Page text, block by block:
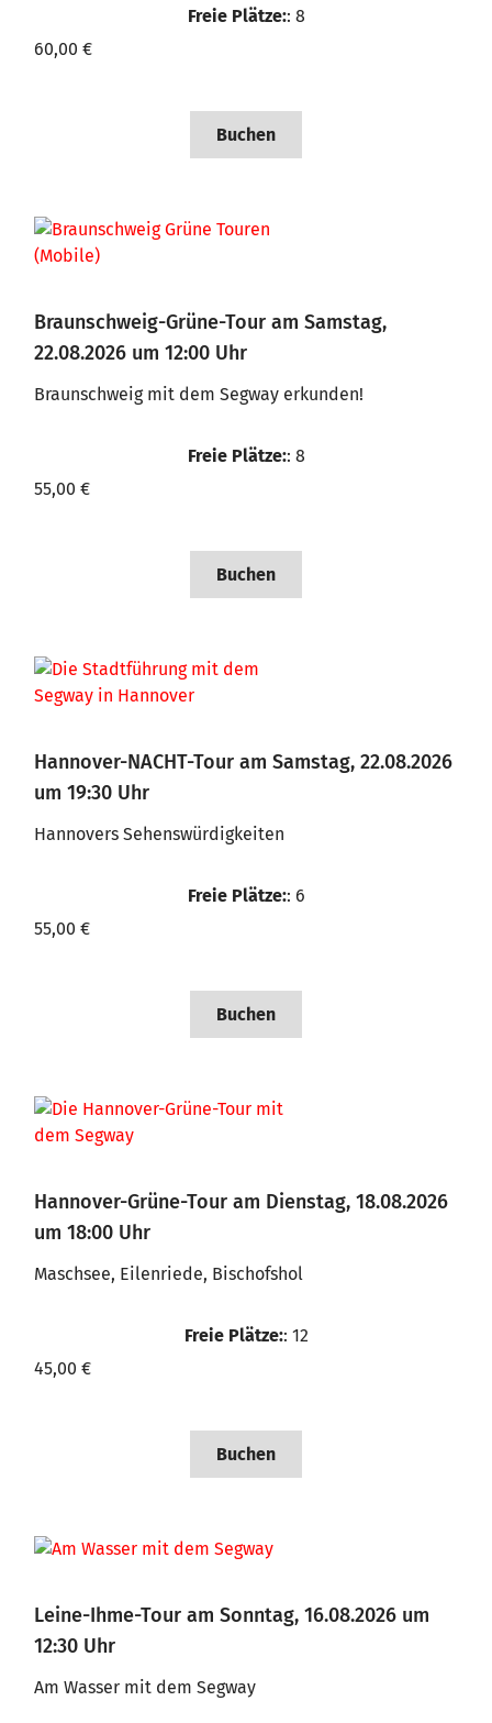
Freie Plätze:: 8
60,00 €
Buchen
Braunschweig-Grüne-Tour am Samstag,
22.08.2026 um 12:00 Uhr
Braunschweig mit dem Segway erkunden!
Freie Plätze:: 8
55,00 €
Buchen
Hannover-NACHT-Tour am Samstag, 22.08.2026
um 19:30 Uhr
Hannovers Sehenswürdigkeiten
Freie Plätze:: 6
55,00 €
Buchen
Hannover-Grüne-Tour am Dienstag, 18.08.2026
um 18:00 Uhr
Maschsee, Eilenriede, Bischofshol
Freie Plätze:: 12
45,00 €
Buchen
Leine-Ihme-Tour am Sonntag, 16.08.2026 um
12:30 Uhr
Am Wasser mit dem Segway